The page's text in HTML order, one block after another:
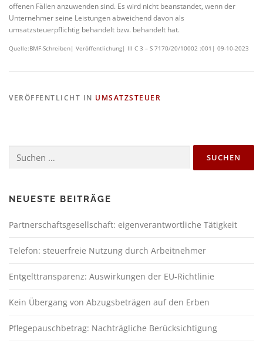
offenen Fällen anzuwenden sind. Es wird nicht beanstandet, wenn der
Unternehmer seine Leistungen abweichend davon als
umsatzsteuerpflichtig behandelt bzw. behandelt hat.
Quelle:BMF-Schreiben| Veröffentlichung| III C 3 – S 7170/20/10002 :001| 09-10-2023
VERÖFFENTLICHT IN UMSATZSTEUER
NEUESTE BEITRÄGE
Partnerschaftsgesellschaft: eigenverantwortliche Tätigkeit
Telefon: steuerfreie Nutzung durch Arbeitnehmer
Entgelttransparenz: Auswirkungen der EU-Richtlinie
Kein Übergang von Abzugsbeträgen auf den Erben
Pflegepauschbetrag: Nachträgliche Berücksichtigung